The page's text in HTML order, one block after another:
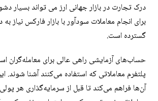
درک تجارت در بازار جهانی ارز می تواند بسیار
برای انجام معاملات سودآور با بازار فارکس نیاز
گسترده است.
حساب‌های آزمایشی راهی عالی برای معامله‌گران
پلتفرم معاملاتی که استفاده می‌کنند آشنا شوند.
آن‌ها فراهم می‌کند تا قبل از سرمایه‌گذاری هر